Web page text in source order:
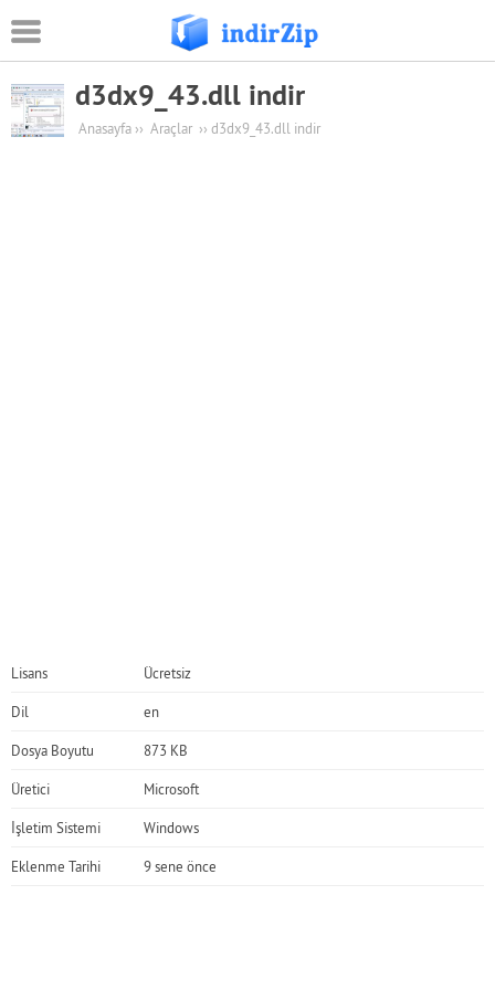
Android
Eğitim
d3dx9_43.dll indir
Anasayfa ›› Araçlar ›› d3dx9_43.dll indir
Lisans Ücretsiz
Dil en
Dosya Boyutu 873 KB
Üretici Microsoft
İşletim Sistemi Windows
Eklenme Tarihi 9 sene önce